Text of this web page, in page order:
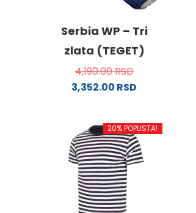
Serbia WP – Tri
zlata (TEGET)
4,190.00RSD
3,352.00 RSD
ima
više
varijanti.
Opcije
mogu
biti
20% POPUSTA!